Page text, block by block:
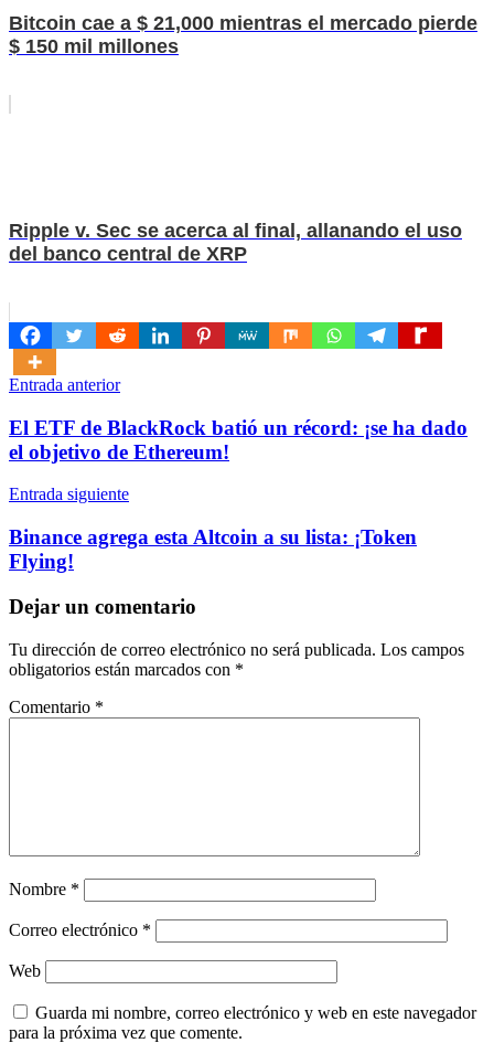
Bitcoin cae a $ 21,000 mientras el mercado pierde
$ 150 mil millones
Ripple v. Sec se acerca al final, allanando el uso
del banco central de XRP
Navegación
de
entradas
Entrada anterior
El ETF de BlackRock batió un récord: ¡se ha dado
el objetivo de Ethereum!
Entrada siguiente
Binance agrega esta Altcoin a su lista: ¡Token
Flying!
Dejar un comentario
Tu dirección de correo electrónico no será publicada. Los campos
obligatorios están marcados con *
Comentario *
Nombre *
Correo electrónico *
Web
Guarda mi nombre, correo electrónico y web en este navegador
para la próxima vez que comente.